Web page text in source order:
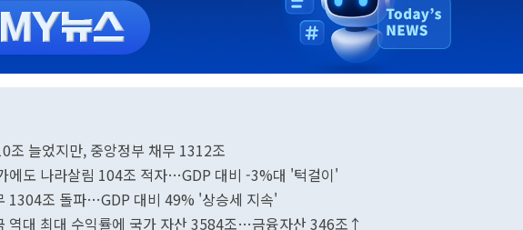
조 늘었지만, 중앙정부 채무 1312조
에도 나라살림 104조 적자…GDP 대비 -3%대 '턱걸이'
1304조 돌파…GDP 대비 49% '상승세 지속'
역대 최대 수익률에 국가 자산 3584조…금융자산 346조↑